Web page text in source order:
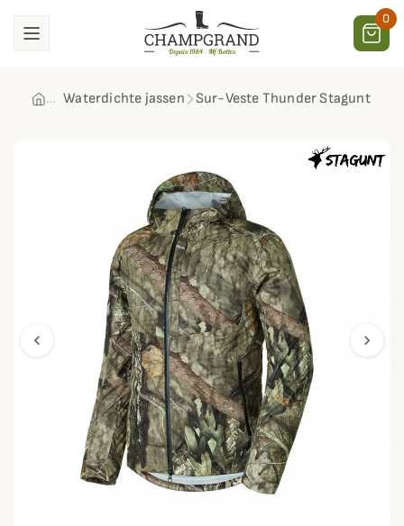
0
Waterdichte jassen Sur-Veste Thunder Stagunt
chevron_left chevron_right